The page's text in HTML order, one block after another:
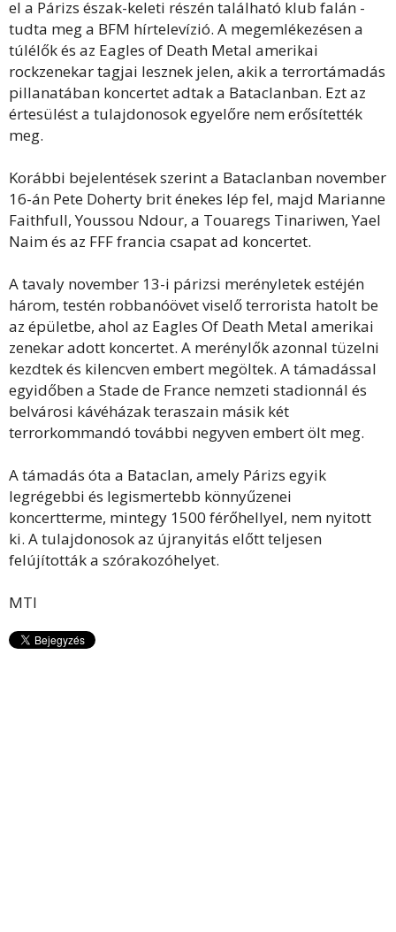
el a Párizs észak-keleti részén található klub falán -
tudta meg a BFM hírtelevízió. A megemlékezésen a
túlélők és az Eagles of Death Metal amerikai
rockzenekar tagjai lesznek jelen, akik a terrortámadás
pillanatában koncertet adtak a Bataclanban. Ezt az
értesülést a tulajdonosok egyelőre nem erősítették
meg.
Korábbi bejelentések szerint a Bataclanban november
16-án Pete Doherty brit énekes lép fel, majd Marianne
Faithfull, Youssou Ndour, a Touaregs Tinariwen, Yael
Naim és az FFF francia csapat ad koncertet.
A tavaly november 13-i párizsi merényletek estéjén
három, testén robbanóövet viselő terrorista hatolt be
az épületbe, ahol az Eagles Of Death Metal amerikai
zenekar adott koncertet. A merénylők azonnal tüzelni
kezdtek és kilencven embert megöltek. A támadással
egyidőben a Stade de France nemzeti stadionnál és
belvárosi kávéházak teraszain másik két
terrorkommandó további negyven embert ölt meg.
A támadás óta a Bataclan, amely Párizs egyik
legrégebbi és legismertebb könnyűzenei
koncertterme, mintegy 1500 férőhellyel, nem nyitott
ki. A tulajdonosok az újranyitás előtt teljesen
felújították a szórakozóhelyet.
MTI